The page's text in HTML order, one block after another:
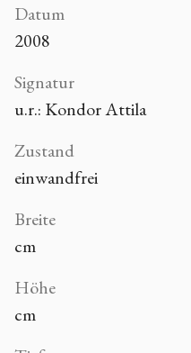
Datum
2008
Signatur
u.r.: Kondor Attila
Zustand
einwandfrei
Breite
cm
Höhe
cm